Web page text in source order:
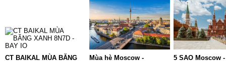
CT BAIKAL MÙA BĂNG
Mùa hè Moscow -
5 SAO Moscow -